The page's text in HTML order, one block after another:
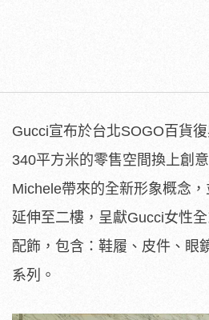
Gucci宣布於台北SOGO百貨
340平方米的零售空間換上創
Michele帶來的全新形象概念
延伸至二樓，呈獻Gucci女性
配飾，包含：鞋履、皮件、眼
系列。